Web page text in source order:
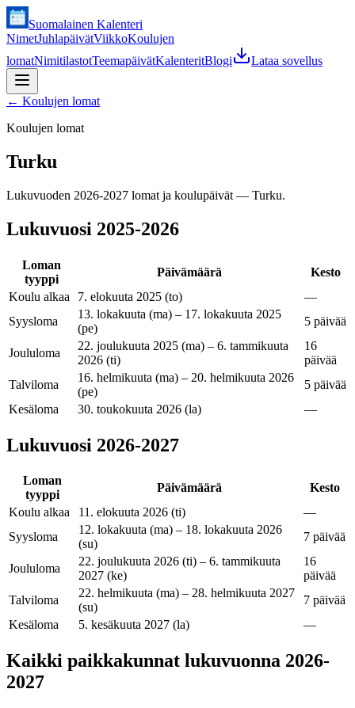
Suomalainen Kalenteri
NimetJuhlapäivätViikkoKoulujen
lomatNimitilastotTeemapäivätKalenteritBlogi Lataa sovellus
← Koulujen lomat
Koulujen lomat
Turku
Lukuvuoden 2026-2027 lomat ja koulupäivät — Turku.
Lukuvuosi 2025-2026
Loman
tyyppi
Päivämäärä
Kesto
Koulu alkaa
7. elokuuta 2025 (to)
—
Syysloma
13. lokakuuta (ma) – 17. lokakuuta 2025
(pe)
5 päivää
Joululoma
22. joulukuuta 2025 (ma) – 6. tammikuuta
2026 (ti)
16
päivää
Talviloma
16. helmikuuta (ma) – 20. helmikuuta 2026
(pe)
5 päivää
Kesäloma
30. toukokuuta 2026 (la) —
Lukuvuosi 2026-2027
Loman
tyyppi
Päivämäärä
Kesto
Koulu alkaa
11. elokuuta 2026 (ti)
—
Syysloma
12. lokakuuta (ma) – 18. lokakuuta 2026
(su)
7 päivää
Joululoma
22. joulukuuta 2026 (ti) – 6. tammikuuta
2027 (ke)
16
päivää
Talviloma
22. helmikuuta (ma) – 28. helmikuuta 2027
(su)
7 päivää
Kesäloma
5. kesäkuuta 2027 (la) —
Kaikki paikkakunnat lukuvuonna 2026-
2027